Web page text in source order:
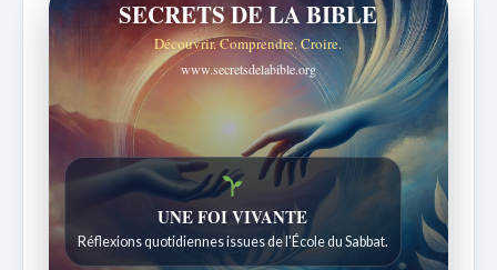
SECRETS DE LA BIBLE
Découvrir. Comprendre. Croire.
www.secretsdelabible.org
Histoires bibliques étonnantes
Histoires pour les enfants de 7 à 12 ans.